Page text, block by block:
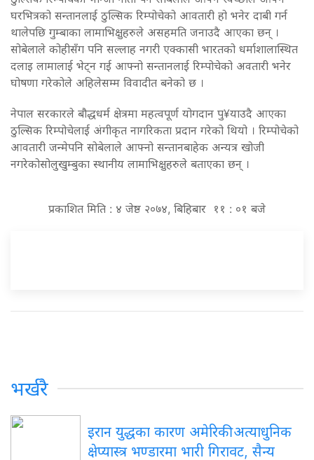
घरभित्रको सन्तानलाई ठुल्सिक रिम्पोचेको आवतारी हो भनेर दाबी गर्न
थालेपछि गुम्बाका लामाभिक्षुहरुले असहमति जनाउदै आएका छन् ।
सोबेलाले कोहीसँग पनि सल्लाह नगरी एक्कासी भारतको धर्माशालास्थित
दलाइ लामालाई भेट्न गई आफ्नो सन्तानलाई रिम्पोचेको अवतारी भनेर
घोषणा गरेकोले अहिलेसम्म विवादीत बनेको छ ।
नेपाल सरकारले बौद्धधर्म क्षेत्रमा महत्वपूर्ण योगदान पु¥याउदै आएका
ठुल्सिक रिम्पोचेलाई अंगीकृत नागरिकता प्रदान गरेको थियो । रिम्पोचेको
आवतारी जन्मेपनि सोबेलाले आफ्नो सन्तानबाहेक अन्यत्र खोजी
नगरेकोसोलुखुम्बुका स्थानीय लामाभिक्षुहरुले बताएका छन् ।
प्रकाशित मिति : ४ जेष्ठ २०७४, बिहिबार ११ : ०१ बजे
भर्खरै
इरान युद्धका कारण अमेरिकी अत्याधुनिक
क्षेप्यास्त्र भण्डारमा भारी गिरावट, सैन्य